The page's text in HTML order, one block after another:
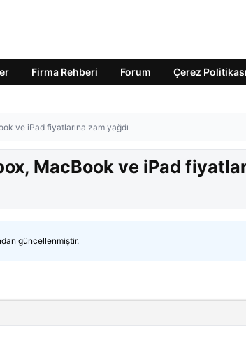
Firma Rehberi Forum Çerez Politikası
ve iPad fiyatlarına zam yağdı
MacBook ve iPad
güncellenmiştir.